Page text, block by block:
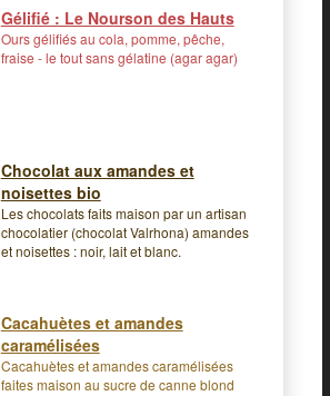
Gélifié : Le Nourson des Hauts
Ours gélifiés au cola, pomme, pêche,
fraise - le tout sans gélatine (agar agar)
Chocolat aux amandes et
noisettes bio
Les chocolats faits maison par un artisan
chocolatier (chocolat Valrhona) amandes
et noisettes : noir, lait et blanc.
Cacahuètes et amandes
caramélisées
Cacahuètes et amandes caramélisées
faites maison au sucre de canne blond